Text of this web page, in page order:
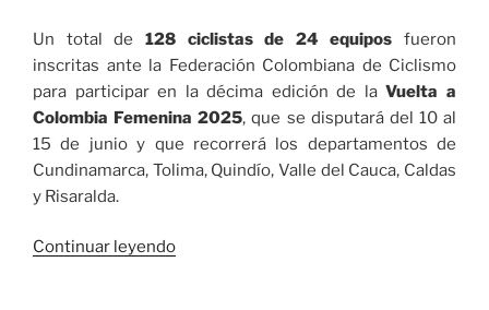
Un total de 128 ciclistas de 24 equipos fueron
inscritas ante la Federación Colombiana de Ciclismo
para participar en la décima edición de laVuelta a
Colombia Femenina 2025, que se disputará del 10 al
15 de junio y que recorrerá los departamentos de
Cundinamarca, Tolima, Quindío, Valle del Cauca, Caldas
y Risaralda.
Continuar leyendo«Ciclistas